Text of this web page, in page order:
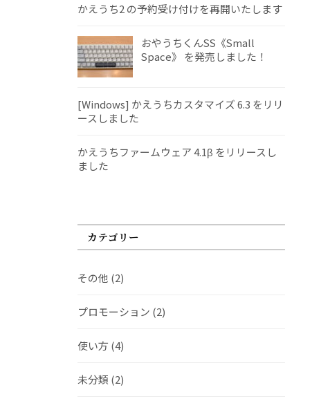
かえうち2 の予約受け付けを再開いたします
おやうちくんSS《Small
Space》 を発売しました！
[Windows] かえうちカスタマイズ 6.3 をリリ
ースしました
かえうちファームウェア 4.1β をリリースし
ました
カテゴリー
その他 (2)
プロモーション (2)
使い方 (4)
未分類 (2)